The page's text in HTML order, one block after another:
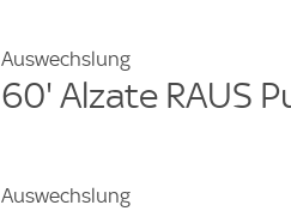
Auswechslung
60' Alzate RAUS
Auswechslung